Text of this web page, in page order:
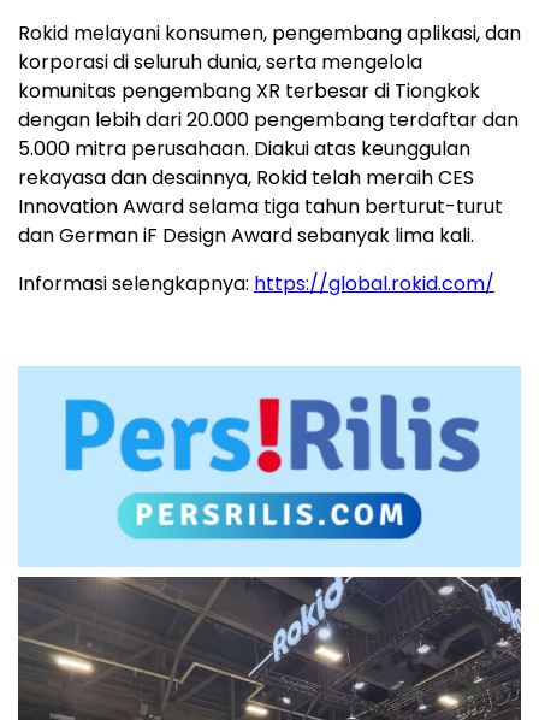
Rokid melayani konsumen, pengembang aplikasi, dan
korporasi di seluruh dunia, serta mengelola
komunitas pengembang XR terbesar di Tiongkok
dengan lebih dari 20.000 pengembang terdaftar dan
5.000 mitra perusahaan. Diakui atas keunggulan
rekayasa dan desainnya, Rokid telah meraih CES
Innovation Award selama tiga tahun berturut-turut
dan German iF Design Award sebanyak lima kali.
Informasi selengkapnya: https://global.rokid.com/